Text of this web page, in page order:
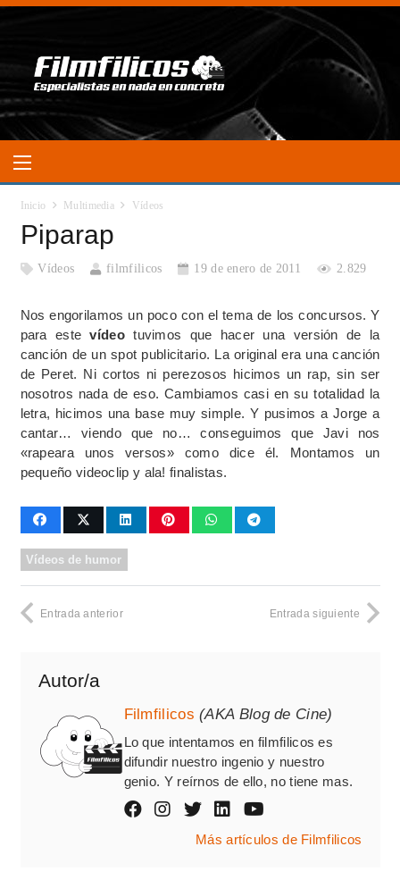
Inicio Multimedia Vídeos
Piparap
Vídeos filmfilicos 19 de enero de 2011 2.829
Nos engorilamos un poco con el tema de los concursos. Y
para estevídeotuvimos que hacer una versión de la
canción de un spot publicitario. La original era una canción
de Peret. Ni cortos ni perezosos hicimos un rap, sin ser
nosotros nada de eso. Cambiamos casi en su totalidad la
letra, hicimos una base muy simple. Y pusimos a Jorge a
cantar… viendo que no… conseguimos que Javi nos
«rapeara unos versos» como dice él. Montamos un
pequeño videoclip y ala! finalistas.
Vídeos de humor
Entrada anterior Entrada siguiente
Autor/a
Filmfilicos (AKA Blog de Cine)
Lo que intentamos en filmfilicos es
difundir nuestro ingenio y nuestro
genio. Y reírnos de ello, no tiene mas.
Más artículos de Filmfilicos